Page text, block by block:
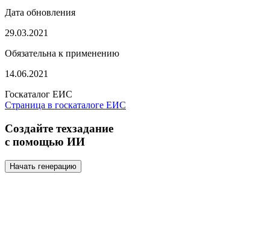
Дата обновления
29.03.2021
Обязательна к применению
14.06.2021
Госкаталог ЕИС
Страница в госкаталоге ЕИС
Создайте техзадание
с помощью ИИ
Начать генерацию